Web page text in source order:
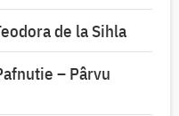
de la Sihla
– Pârvu